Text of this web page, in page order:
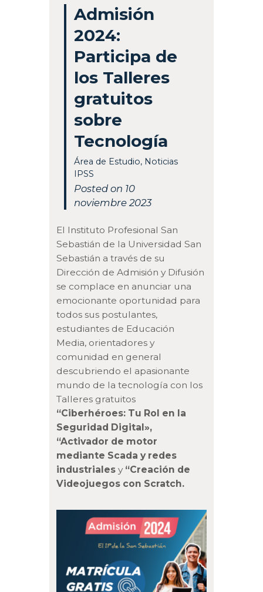
Admisión
2024:
Participa de
los Talleres
gratuitos
sobre
Tecnología
Área de Estudio, Noticias
IPSS
Posted on 10
noviembre 2023
El Instituto Profesional San
Sebastián de la Universidad San
Sebastián a través de su
Dirección de Admisión y Difusión
se complace en anunciar una
emocionante oportunidad para
todos sus postulantes,
estudiantes de Educación
Media, orientadores y
comunidad en general
descubriendo el apasionante
mundo de la tecnología con los
Talleres gratuitos
“Ciberhéroes: Tu Rol en la
Seguridad Digital»,
“Activador de motor
mediante Scada y redes
industriales y“Creación de
Videojuegos con Scratch.